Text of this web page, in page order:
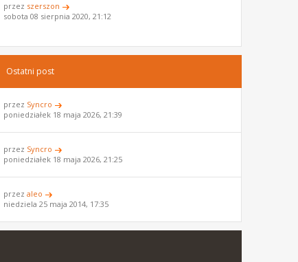
przez szerszon
sobota 08 sierpnia 2020, 21:12
Ostatni post
przez Syncro
poniedziałek 18 maja 2026, 21:39
przez Syncro
poniedziałek 18 maja 2026, 21:25
przezaleo
niedziela 25 maja 2014, 17:35